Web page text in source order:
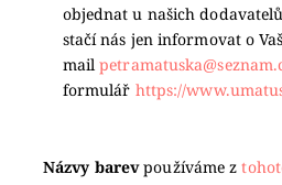
objednat u našich
stačí nás jen informovat o
mail
formulář https://
Názvy barev používáme z